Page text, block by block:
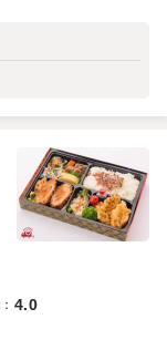
： 4.0